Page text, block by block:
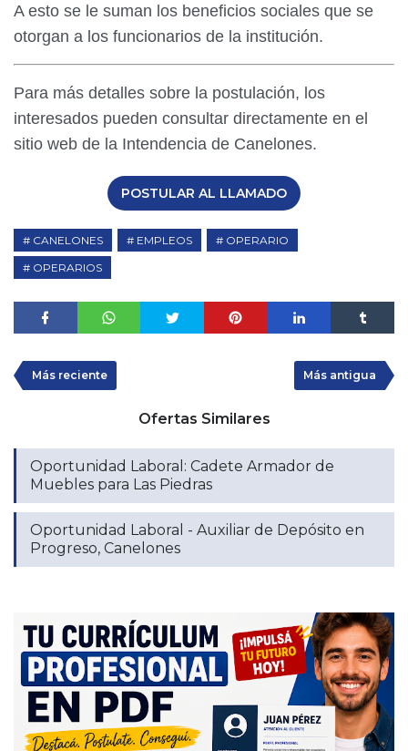
A esto se le suman los beneficios sociales que se
otorgan a los funcionarios de la institución.
Para más detalles sobre la postulación, los
interesados pueden consultar directamente en el
sitio web de la Intendencia de Canelones.
POSTULAR AL LLAMADO
CANELONES EMPLEOS
OPERARIO
OPERARIOS
Más reciente Más antigua
Ofertas Similares
Oportunidad Laboral: Cadete Armador de
Muebles para Las Piedras
Oportunidad Laboral - Auxiliar de Depósito en
Progreso, Canelones